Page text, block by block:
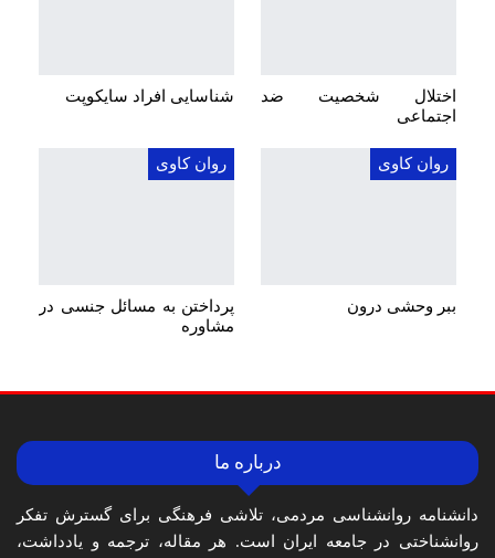
اختلال شخصیت ضد
اجتماعی
شناسایی افراد سایکوپت
روان کاوی
ببر وحشی درون
روان کاوی
پرداختن به مسائل جنسی در
مشاوره
درباره ما
دانشنامه روانشناسی مردمی، تلاشی فرهنگی برای گسترش تفکر
روانشناختی در جامعه ایران است. هر مقاله، ترجمه و یادداشت،